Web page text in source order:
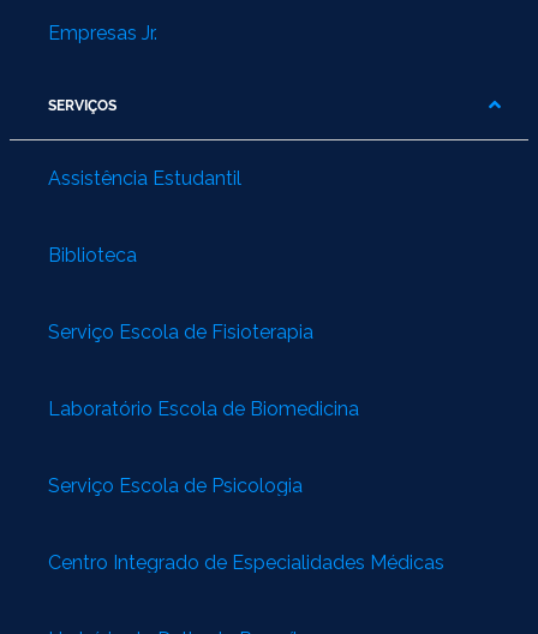
Empresas Jr.
SERVIÇOS
Assistência Estudantil
Biblioteca
Serviço Escola de Fisioterapia
Laboratório Escola de Biomedicina
Serviço Escola de Psicologia
Centro Integrado de Especialidades Médicas